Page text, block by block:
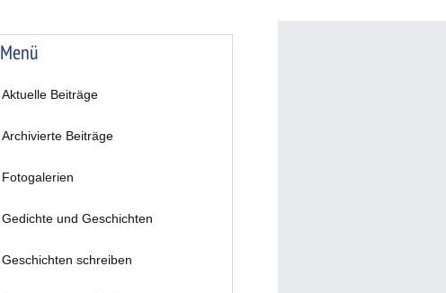
Menü
Aktuelle Beiträge
Archivierte Beiträge
Fotogalerien
Gedichte und Geschichten
Geschichten schreiben